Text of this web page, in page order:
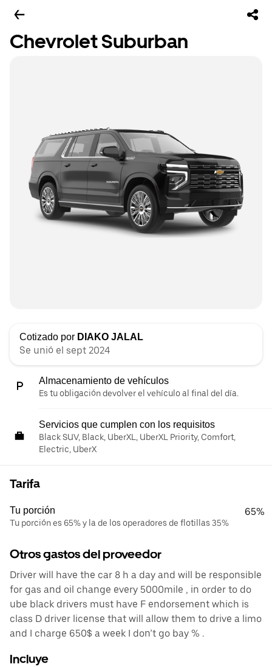
Chevrolet Suburban
Cotizado por DIAKO JALAL
Se unió el sept 2024
Almacenamiento de vehículos
Es tu obligación devolver el vehículo al final del día.
Servicios que cumplen con los requisitos
Black SUV, Black, UberXL, UberXL Priority, Comfort,
Electric, UberX
Tarifa
Tu porción
Tu porción es 65% y la de los operadores de flotillas 35%
65%
Otros gastos del proveedor
Driver will have the car 8 h a day and will be responsible
for gas and oil change every 5000mile , in order to do
ube black drivers must have F endorsement which is
class D driver license that will allow them to drive a limo
and I charge 650$ a week I don’t go bay % .
Incluye